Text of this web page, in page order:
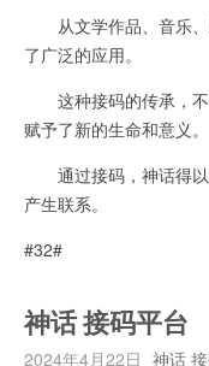
从文学作品、音乐、
了广泛的应用。
这种接码的传承，不
赋予了新的生命和意义。
通过接码，神话得以
产生联系。
#32#
神话 接码平台
2024年4月22日 神话